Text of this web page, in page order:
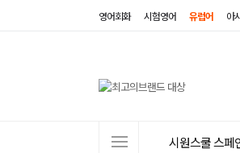
영어회화 시험영어 유럽어 아
시원스쿨 스페